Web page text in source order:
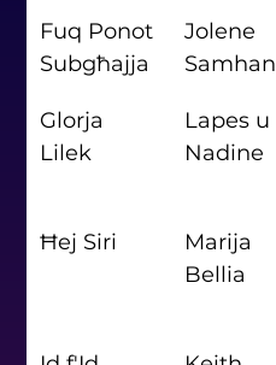
Fuq Ponot
Subgħajja
Jolene
Samhan
Glorja
Lilek
Lapes u
Nadine
Ħej Siri
Marija
Bellia